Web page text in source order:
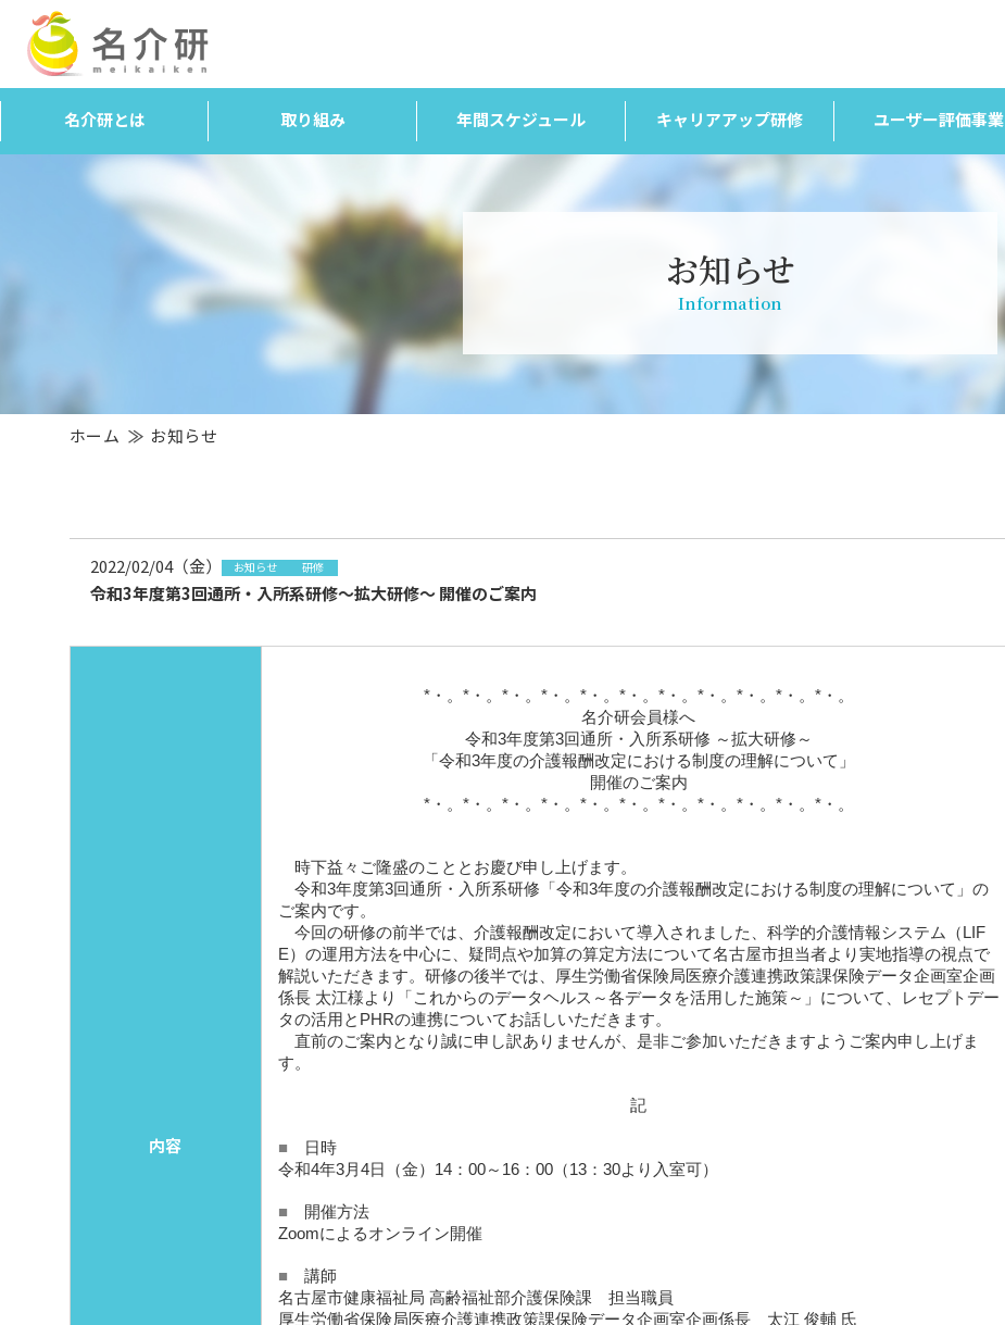
名介研とは 取り組み 年間スケジュール キャリアアップ研修 ユーザー評価事業
お知らせ
Information
ホーム お知らせ
2022/02/04（金） お知らせ 研修
令和3年度第3回通所・入所系研修～拡大研修～ 開催のご案内
内容
*・。*・。*・。*・。*・。*・。*・。*・。*・。*・。*・。
名介研会員様へ
令和3年度第3回通所・入所系研修 ～拡大研修～
「令和3年度の介護報酬改定における制度の理解について」
開催のご案内
*・。*・。*・。*・。*・。*・。*・。*・。*・。*・。*・。
時下益々ご隆盛のこととお慶び申し上げます。
令和3年度第3回通所・入所系研修「令和3年度の介護報酬改定における制度の理解について」の
ご案内です。
今回の研修の前半では、介護報酬改定において導入されました、科学的介護情報システム（LIF
E）の運用方法を中心に、疑問点や加算の算定方法について名古屋市担当者より実地指導の視点で
解説いただきます。研修の後半では、厚生労働省保険局医療介護連携政策課保険データ企画室企画
係長 太江様より「これからのデータヘルス～各データを活用した施策～」について、レセプトデー
タの活用とPHRの連携についてお話しいただきます。
直前のご案内となり誠に申し訳ありませんが、是非ご参加いただきますようご案内申し上げま
す。
記
■
日時
令和4年3月4日（金）14：00～16：00（13：30より入室可）
■ 開催方法
Zoomによるオンライン開催
■ 講師
名古屋市健康福祉局 高齢福祉部介護保険課 担当職員
厚生労働省保険局医療介護連携政策課保険データ企画室企画係長 太江 俊輔 氏